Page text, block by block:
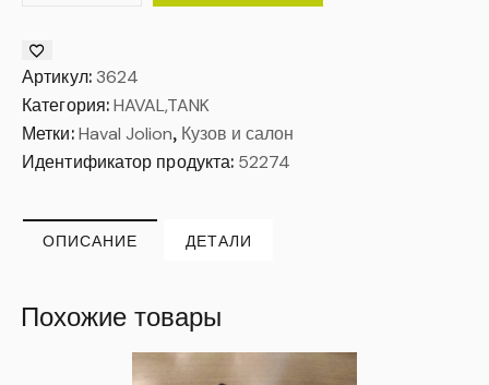
Артикул: 3624
Категория:HAVAL,TANK
Метки: Haval Jolion, Кузов и салон
Идентификатор продукта: 52274
ОПИСАНИЕ ДЕТАЛИ
Похожие товары